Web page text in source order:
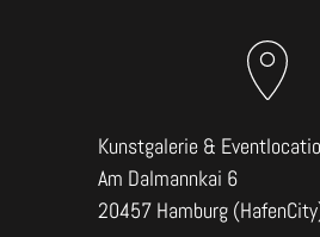
Kunstgalerie &
Am Dalmannkai 6
20457 Hamburg